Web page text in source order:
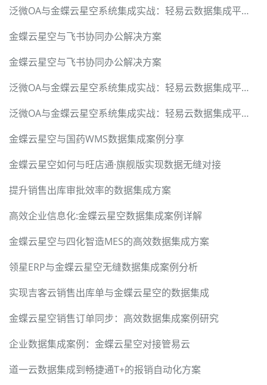
泛微OA与金蝶云星空系统集成实战：轻易云数据集成平台的技术突破
金蝶云星空与飞书协同办公解决方案
金蝶云星空与飞书协同办公解决方案
泛微OA与金蝶云星空系统集成实战：轻易云数据集成平台的技术突破
泛微OA与金蝶云星空系统集成实战：轻易云数据集成平台的技术突破
金蝶云星空与国药WMS数据集成案例分享
金蝶云星空如何与旺店通·旗舰版实现数据无缝对接
提升销售出库审批效率的数据集成方案
高效企业信息化:金蝶云星空数据集成案例详解
金蝶云星空与四化智造MES的高效数据集成方案
领星ERP与金蝶云星空无缝数据集成案例分析
实现吉客云销售出库单与金蝶云星空的数据集成
金蝶云星空销售订单同步：高效数据集成案例研究
企业数据集成案例：金蝶云星空对接管易云
道一云数据集成到畅捷通T+的报销自动化方案